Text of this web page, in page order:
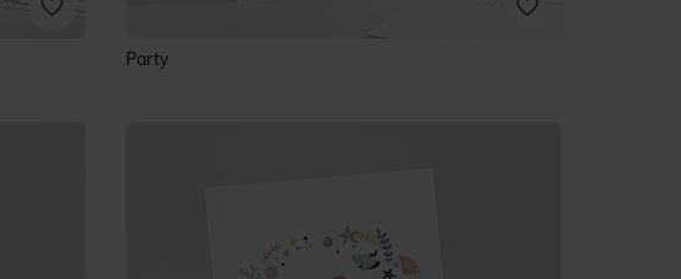
Party